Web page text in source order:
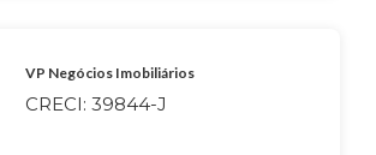
VP Negócios Imobiliários
CRECI: 39844-J